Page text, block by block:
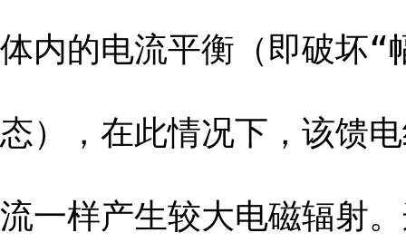
体内的电流平衡（即破坏“
态），在此情况下，该馈
流一样产生较大电磁辐射